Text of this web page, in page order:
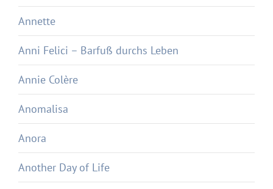
Annette
Anni Felici – Barfuß durchs Leben
Annie Colère
Anomalisa
Anora
Another Day of Life